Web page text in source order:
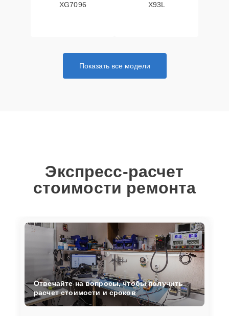
XG7096
X93L
Показать все модели
Экспресс-расчет
стоимости ремонта
Отвечайте на вопросы, чтобы получить
расчет стоимости и сроков